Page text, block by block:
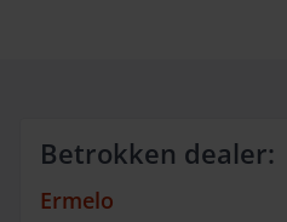
Betrokken dealer:
Ermelo